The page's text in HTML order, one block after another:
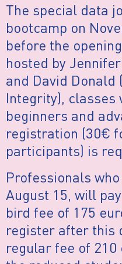
The special data
bootcamp on
before the
hosted by
and David
Integrity), classes
beginners and
registration (30€
participants) is
Professionals
August 15, will
bird fee of 175
register after this
regular fee of 210